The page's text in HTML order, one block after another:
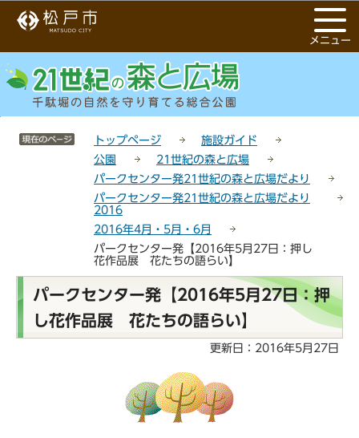
ー
ジ
先
メ
ニ
ー
メニュー
サイトメニューここまで
トップページ
施設ガイド
公園
21世紀の森と広場
パークセンター発21世紀の森と広場だより
パークセンター発21世紀の森と広場だより
2016
2016年4月・5月・6月
パークセンター発【2016年5月27日：押し
花作品展 花たちの語らい】
文
こ
パークセンター発【2016年5月27日：押
し花作品展 花たちの語らい】
更新日：2016年5月27日